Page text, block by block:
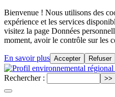
Bienvenue ! Nous utilisons des
expérience et les services
visitez la page Données
moment, avoir le contrôle sur les
En savoir plus Accepter Refuser
Rechercher :